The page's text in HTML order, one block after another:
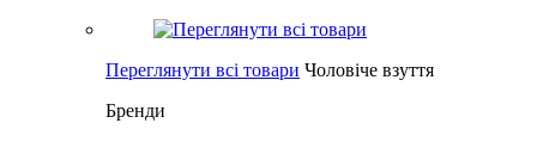
Переглянути всі товари Чоловіче взуття
Бренди